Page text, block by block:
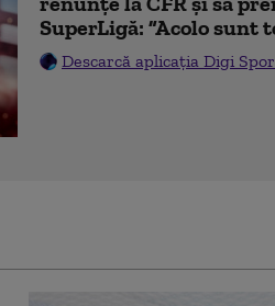
SuperLigă: ”Acolo sunt
Descarcă aplicația Digi